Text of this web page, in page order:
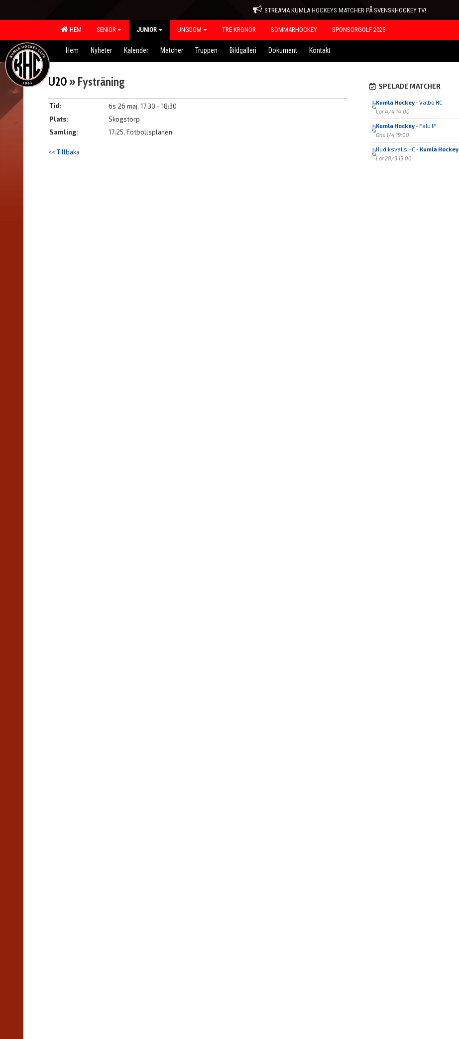
STREAMA KUMLA HOCKEYS MATCHER PÅ SVENSKHOCKEY.TV!
HEM SENIOR JUNIOR UNGDOM TRE KRONOR SOMMARHOCKEY SPONSORGOLF 2025
Hem Nyheter Kalender Matcher Truppen Bildgalleri Dokument Kontakt
U20» Fysträning
Tid:
tis 26 maj, 17:30 - 18:30
Plats:
Skogstorp
Samling:
17:25, Fotbollsplanen
<< Tillbaka
SPELADE MATCHER
Kumla Hockey- Valbo HC
Lör 4/4 14:00
Kumla Hockey- Falu IF
Ons 1/4 19:00
Hudiksvalls HC - Kumla Hockey
Lör 28/3 15:00